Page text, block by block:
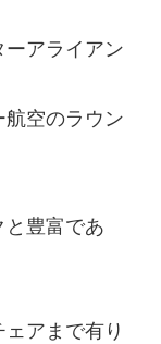
ーアライアン
空のラウン
豊富であ
アまで有り